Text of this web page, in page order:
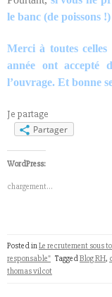
le banc (de poissons
Merci à toutes
année ont accepté
l’ouvrage. Et bonne
Je partage
Partager
WordPress:
chargement…
Posted inLe recrutement sous
responsable" TaggedBlog RH,
thomas vilcot